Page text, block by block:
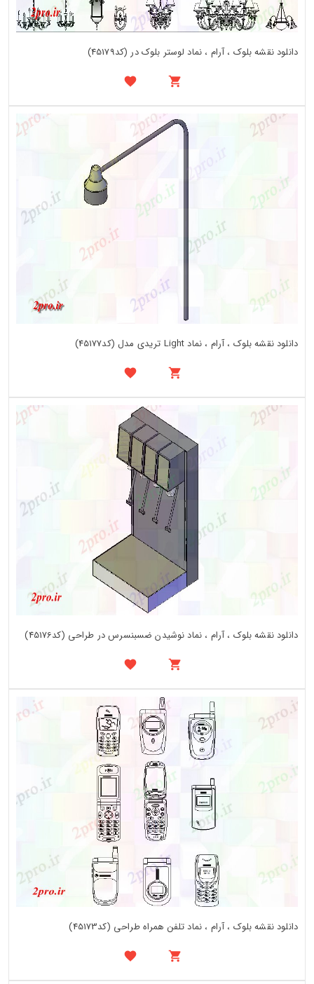
دانلود نقشه بلوک ، آرام ، نماد لوستر بلوک در (کد45179)
دانلود نقشه بلوک ، آرام ، نماد Light تریدی مدل (کد45177)
دانلود نقشه بلوک ، آرام ، نماد نوشیدن ضسبنسرس در طراحی (کد45176)
دانلود نقشه بلوک ، آرام ، نماد تلفن همراه طراحی (کد45173)